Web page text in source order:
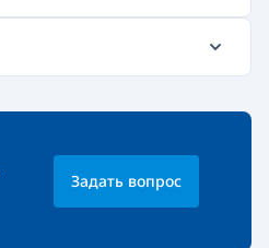
Задать вопрос